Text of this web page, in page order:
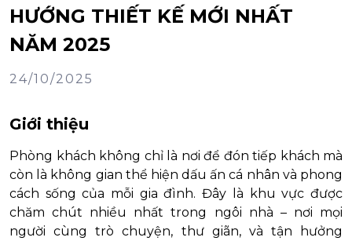
HƯỚNG THIẾT KẾ MỚI NHẤT
NĂM 2025
24/10/2025
Giới thiệu
Phòng khách không chỉ là nơi để đón tiếp khách mà
còn là không gian thể hiện dấu ấn cá nhân và phong
cách sống của mỗi gia đình. Đây là khu vực được
chăm chút nhiều nhất trong ngôi nhà – nơi mọi
người cùng trò chuyện, thư giãn, và tận hưởng